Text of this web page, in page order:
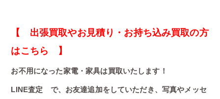
【 出張買取やお見積り・お持ち込み買取の方
はこちら 】
お不用になった家電・家具は買取いたします！
LINE査定 で、お友達追加をしていただき、写真やメッセ